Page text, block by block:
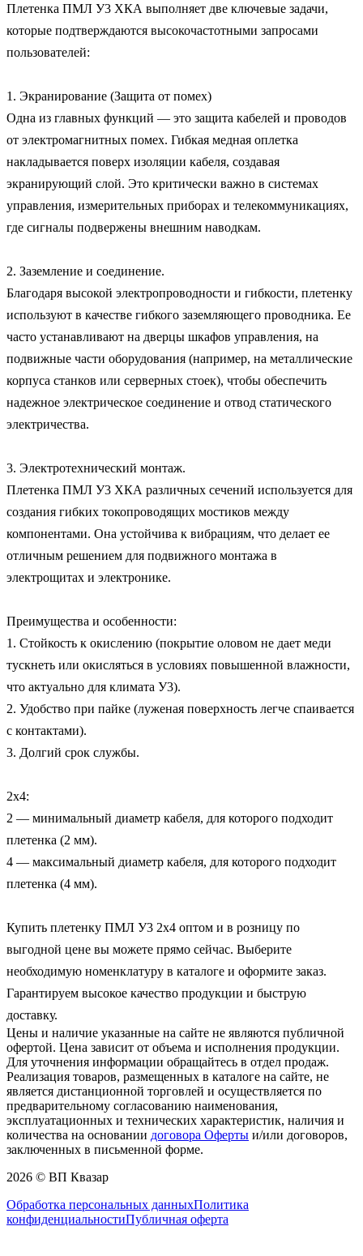
Плетенка ПМЛ У3 ХКА выполняет две ключевые задачи,
которые подтверждаются высокочастотными запросами
пользователей:
1. Экранирование (Защита от помех)
Одна из главных функций — это защита кабелей и проводов
от электромагнитных помех. Гибкая медная оплетка
накладывается поверх изоляции кабеля, создавая
экранирующий слой. Это критически важно в системах
управления, измерительных приборах и телекоммуникациях,
где сигналы подвержены внешним наводкам.
2. Заземление и соединение.
Благодаря высокой электропроводности и гибкости, плетенку
используют в качестве гибкого заземляющего проводника. Ее
часто устанавливают на дверцы шкафов управления, на
подвижные части оборудования (например, на металлические
корпуса станков или серверных стоек), чтобы обеспечить
надежное электрическое соединение и отвод статического
электричества.
3. Электротехнический монтаж.
Плетенка ПМЛ У3 ХКА различных сечений используется для
создания гибких токопроводящих мостиков между
компонентами. Она устойчива к вибрациям, что делает ее
отличным решением для подвижного монтажа в
электрощитах и электронике.
Преимущества и особенности:
1. Стойкость к окислению (покрытие оловом не дает меди
тускнеть или окисляться в условиях повышенной влажности,
что актуально для климата У3).
2. Удобство при пайке (луженая поверхность легче спаивается
с контактами).
3. Долгий срок службы.
2х4:
2 — минимальный диаметр кабеля, для которого подходит
плетенка (2 мм).
4 — максимальный диаметр кабеля, для которого подходит
плетенка (4 мм).
Купить плетенку ПМЛ У3 2х4 оптом и в розницу по
выгодной цене вы можете прямо сейчас. Выберите
необходимую номенклатуру в каталоге и оформите заказ.
Гарантируем высокое качество продукции и быструю
доставку.
Цены и наличие указанные на сайте не являются публичной
офертой. Цена зависит от объема и исполнения продукции.
Для уточнения информации обращайтесь в отдел продаж.
Реализация товаров, размещенных в каталоге на сайте, не
является дистанционной торговлей и осуществляется по
предварительному согласованию наименования,
эксплуатационных и технических характеристик, наличия и
количества на основании договора Оферты и/или договоров,
заключенных в письменной форме.
2026 © ВП Квазар
Обработка персональных данныхПолитика
конфиденциальностиПубличная оферта